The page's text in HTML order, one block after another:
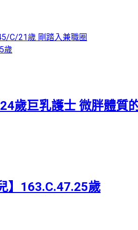
C/21歲 剛踏入兼職圈
歲
歲巨乳護士 微胖體質
】163.C.47.25歲